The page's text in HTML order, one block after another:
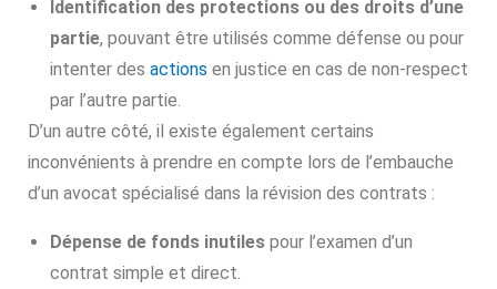
Identification des protections ou des droits d’une
partie, pouvant être utilisés comme défense ou pour
intenter des actions en justice en cas de non-respect
par l’autre partie.
D’un autre côté, il existe également certains
inconvénients à prendre en compte lors de l’embauche
d’un avocat spécialisé dans la révision des contrats :
Dépense de fonds inutiles pour l’examen d’un
contrat simple et direct.